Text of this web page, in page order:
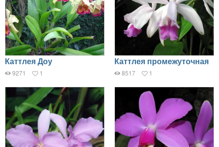
Каттлея Доу
9271 1
Каттлея промежуточная
8517 1